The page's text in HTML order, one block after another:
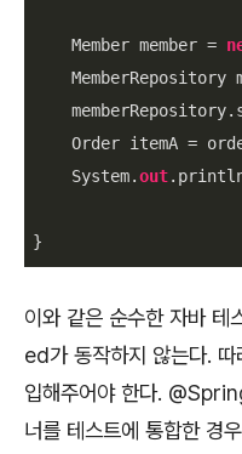
    Member member =
MemberRepository
Order itemA =
    System.
out
이와 같은 순수한 자바 테
ed가 동작하지 않는다.
입해주어야 한다.
너를 테스트에 통합한 경